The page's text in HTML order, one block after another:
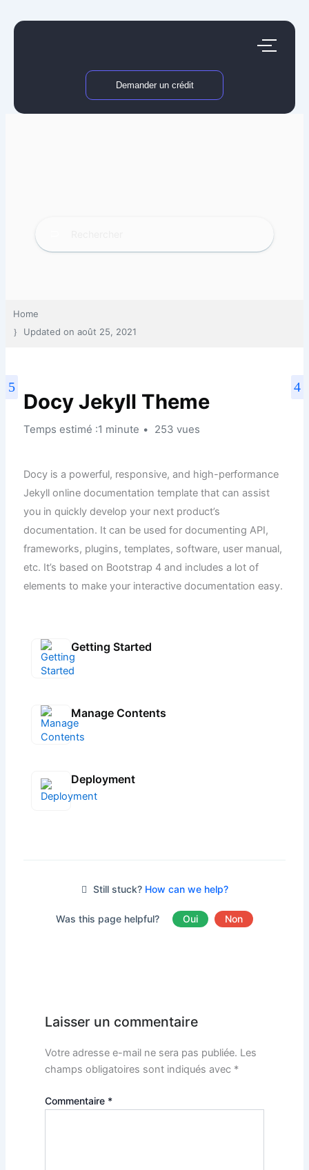
Demander un crédit
Home
Updated on août 25, 2021
Docy Jekyll Theme
Temps estimé :1 minute 253 vues
Docy is a powerful, responsive, and high-performance
Jekyll online documentation template that can assist
you in quickly develop your next product’s
documentation. It can be used for documenting API,
frameworks, plugins, templates, software, user manual,
etc. It’s based on Bootstrap 4 and includes a lot of
elements to make your interactive documentation easy.
Getting Started
Manage Contents
Deployment
Still stuck? How can we help?
Was this page helpful? Oui Non
Laisser un commentaire
Votre adresse e-mail ne sera pas publiée. Les
champs obligatoires sont indiqués avec *
Commentaire *